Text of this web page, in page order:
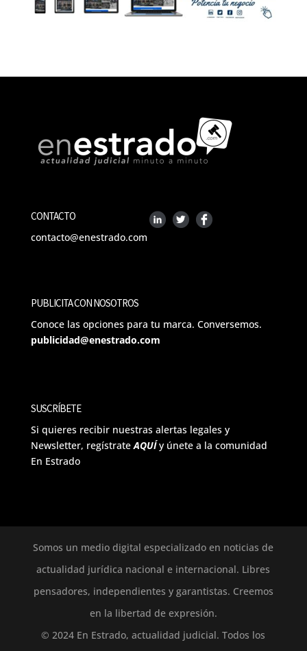
CONTACTO
contacto@enestrado.com
PUBLICITA CON NOSOTROS
Conoce las opciones para tu marca. Conversemos.
publicidad@enestrado.com
SUSCRÍBETE
Si quieres recibir nuestras alertas legales y
Newsletter, regístrateAQUÍ y únete a la comunidad
En Estrado
Somos un medio digital especializado en noticias de
actualidad jurídica nacional e internacional. Libres
pensadores, independientes y garantistas. Creemos
en la libertad de expresión.
© 2024 En Estrado, actualidad judicial. Todos los